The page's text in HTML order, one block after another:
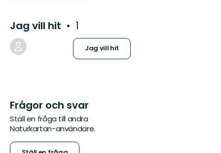
Jag vill hit 1
Jag vill hit
Frågor och svar
Ställ en fråga till andra
Naturkartan-användare.